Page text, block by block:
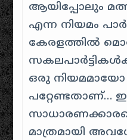
ആയിപ്പോലും
എന്ന നിയമം
കേരളത്തിൽ
ഒരു
പറ്റേണ്ടതാണ്…
മാത്രമായി